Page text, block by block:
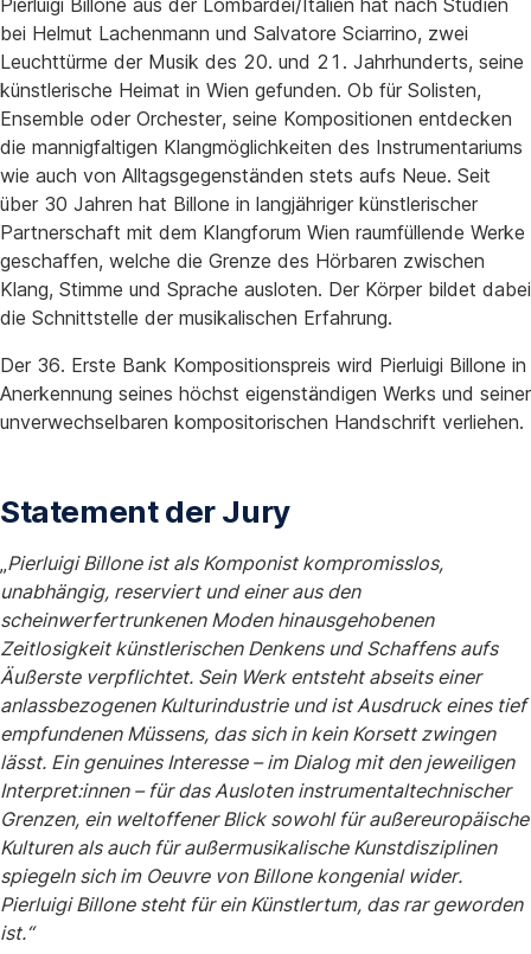
Pierluigi Billone aus der Lombardei/Italien hat nach Studien
bei Helmut Lachenmann und Salvatore Sciarrino, zwei
Leuchttürme der Musik des 20. und 21. Jahrhunderts, seine
künstlerische Heimat in Wien gefunden. Ob für Solisten,
Ensemble oder Orchester, seine Kompositionen entdecken
die mannigfaltigen Klangmöglichkeiten des Instrumentariums
wie auch von Alltagsgegenständen stets aufs Neue. Seit
über 30 Jahren hat Billone in langjähriger künstlerischer
Partnerschaft mit dem Klangforum Wien raumfüllende Werke
geschaffen, welche die Grenze des Hörbaren zwischen
Klang, Stimme und Sprache ausloten. Der Körper bildet dabei
die Schnittstelle der musikalischen Erfahrung.
Der 36. Erste Bank Kompositionspreis wird Pierluigi Billone in
Anerkennung seines höchst eigenständigen Werks und seiner
unverwechselbaren kompositorischen Handschrift verliehen.
Statement der Jury
„Pierluigi Billone ist als Komponist kompromisslos,
unabhängig, reserviert und einer aus den
scheinwerfertrunkenen Moden hinausgehobenen
Zeitlosigkeit künstlerischen Denkens und Schaffens aufs
Äußerste verpflichtet. Sein Werk entsteht abseits einer
anlassbezogenen Kulturindustrie und ist Ausdruck eines tief
empfundenen Müssens, das sich in kein Korsett zwingen
lässt. Ein genuines Interesse – im Dialog mit den jeweiligen
Interpret:innen – für das Ausloten instrumentaltechnischer
Grenzen, ein weltoffener Blick sowohl für außereuropäische
Kulturen als auch für außermusikalische Kunstdisziplinen
spiegeln sich im Oeuvre von Billone kongenial wider.
Pierluigi Billone steht für ein Künstlertum, das rar geworden
ist.“